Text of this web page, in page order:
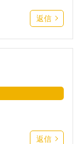
返信
返信